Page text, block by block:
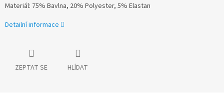
Materiál: 75% Bavlna, 20% Polyester, 5% Elastan
Detailní informace
ZEPTAT SE HLÍDAT